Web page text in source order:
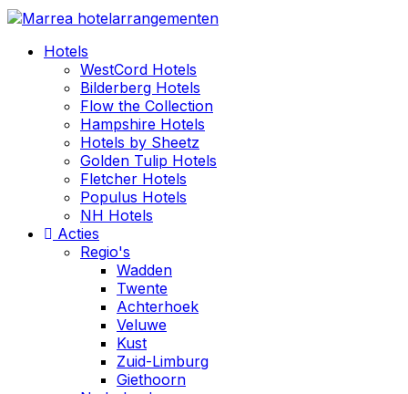
Hotels
WestCord Hotels
Bilderberg Hotels
Flow the Collection
Hampshire Hotels
Hotels by Sheetz
Golden Tulip Hotels
Fletcher Hotels
Populus Hotels
NH Hotels
Acties
Regio's
Wadden
Twente
Achterhoek
Veluwe
Kust
Zuid-Limburg
Giethoorn